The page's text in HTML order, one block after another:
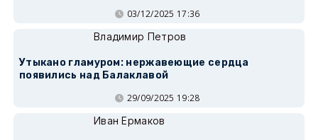
03/12/2025 17:36
Владимир Петров
Утыкано гламуром: нержавеющие сердца
появились над Балаклавой
29/09/2025 19:28
Иван Ермаков